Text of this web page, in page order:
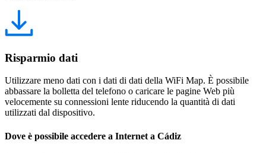
Risparmio dati
Utilizzare meno dati con i dati di dati della WiFi Map. È possibile
abbassare la bolletta del telefono o caricare le pagine Web più
velocemente su connessioni lente riducendo la quantità di dati
utilizzati dal dispositivo.
Dove è possibile accedere a Internet a Cádiz